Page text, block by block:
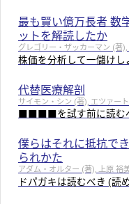
最も賢い億万長者 数
ットを解読したか
グレゴリー・ザッカーマン (著
株価を分析して一儲けし
代替医療解剖
サイモン・シン (著), エツァー
■■■■を試す前に読む
僕らはそれに抵抗で
られかた
アダム・オルター (著), 上原 裕
ドパガキは読むべき (読